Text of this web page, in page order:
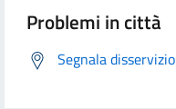
Problemi in città
Segnala disservizio